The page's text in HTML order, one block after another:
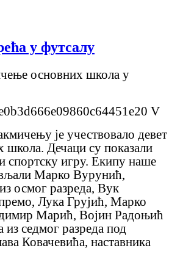
у футсалу
основних школа у
је учествовало девет
школа. Дечаци су показали
спортску игру. Екипу наше
Марко Вурунић,
осмог разреда, Вук
Лука Грујић, Марко
Марић, Војин Радоњић
седмог разреда под
Ковачевића, наставника